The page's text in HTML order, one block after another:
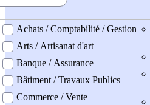
professionel
Achats / Comptabilité / Gestion
Arts / Artisanat d'art
Banque / Assurance
Bâtiment / Travaux Publics
Commerce / Vente